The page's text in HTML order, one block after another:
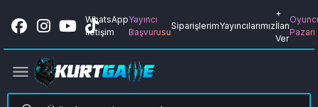
WhatsApp
İletişim
Yayıncı
Başvurusu
SiparişlerimYayıncılarımız
+
İlan
Ver
Pazarı